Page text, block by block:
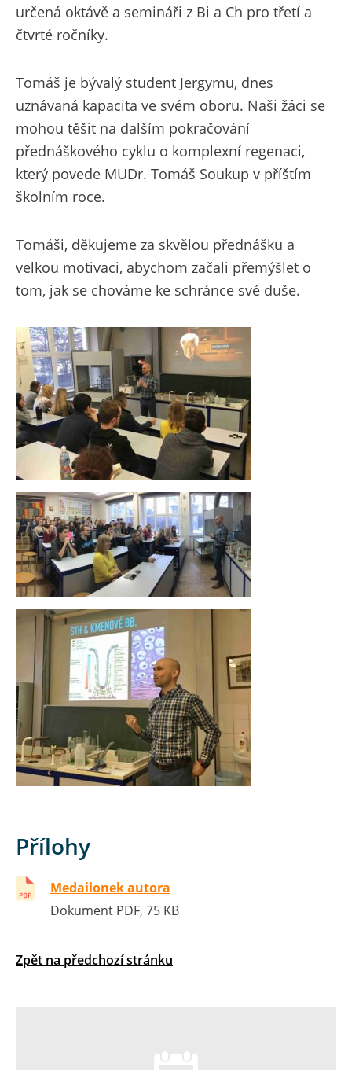
určená oktávě a semináři z Bi a Ch pro třetí a
čtvrté ročníky.
Tomáš je bývalý student Jergymu, dnes
uznávaná kapacita ve svém oboru. Naši žáci se
mohou těšit na dalším pokračování
přednáškového cyklu o komplexní regenaci,
který povede MUDr. Tomáš Soukup v příštím
školním roce.
Tomáši, děkujeme za skvělou přednášku a
velkou motivaci, abychom začali přemýšlet o
tom, jak se chováme ke schránce své duše.
Přílohy
Medailonek autora
Dokument PDF, 75 KB
Zpět na předchozí stránku